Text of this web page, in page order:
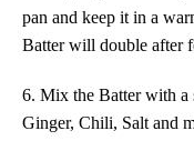
pan and keep it in a
Batterwill double after
6. Mix the Batter with a
Ginger, Chili, Salt and